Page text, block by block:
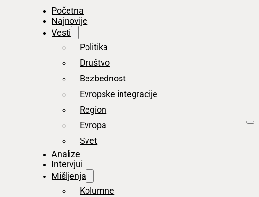
Početna
Najnovije
Vesti
Politika
Društvo
Bezbednost
Evropske integracije
Region
Evropa
Svet
Analize
Intervjui
Mišljenja
Kolumne